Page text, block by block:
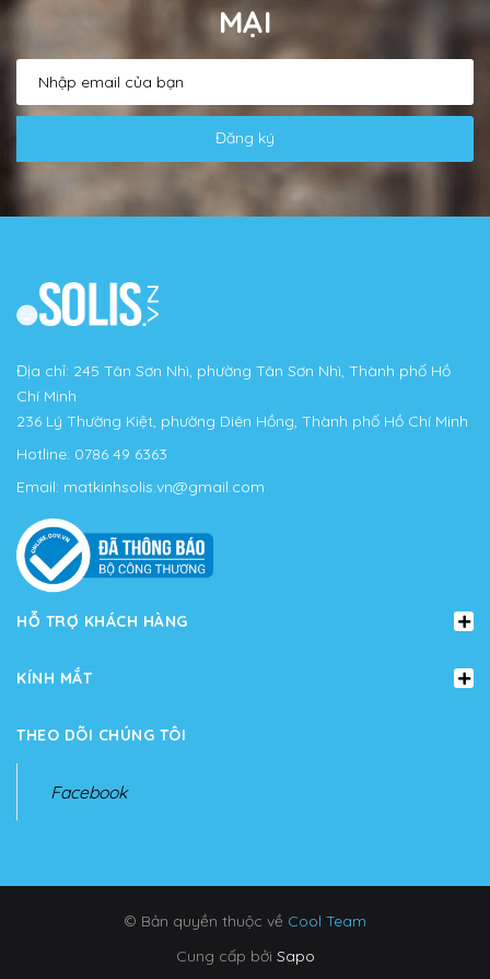
MẠI
Đăng ký
Địa chỉ: 245 Tân Sơn Nhì, phường Tân Sơn Nhì, Thành phố Hồ
Chí Minh
236 Lý Thường Kiệt, phường Diên Hồng, Thành phố Hồ Chí Minh
Hotline: 0786 49 6363
Email: matkinhsolis.vn@gmail.com
HỖ TRỢ KHÁCH HÀNG
KÍNH MẮT
THEO DÕI CHÚNG TÔI
Facebook
© Bản quyền thuộc về Cool Team
Cung cấp bởi Sapo